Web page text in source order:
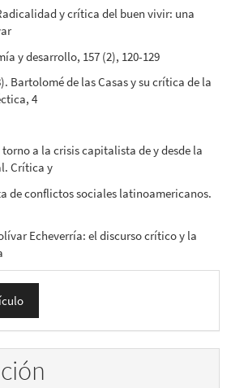
y crítica del buen vivir: una
y desarrollo, 157 (2), 120-129
Bartolomé de las Casas y su crítica de la
4
torno a la crisis capitalista de y desde la
Crítica y
de conflictos sociales latinoamericanos.
Echeverría: el discurso crítico y la